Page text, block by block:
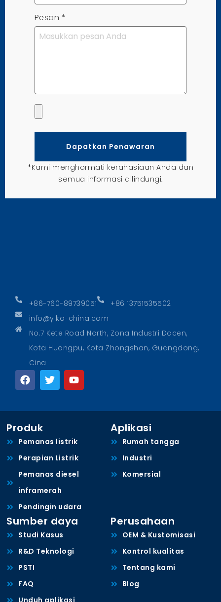
+86-760-89739051
+86 13751535502
info@yika-china.com
No.7 Kete Road North, Zona Industri Dacen,
Kota Huangpu, Kota Zhongshan, Guangdong,
Cina
Pesan *
Dapatkan Penawaran
*Kami menghormati kerahasiaan Anda dan
semua informasi dilindungi.
Produk
Pemanas listrik
Perapian Listrik
Pemanas diesel
inframerah
Pendingin udara
Aplikasi
Rumah tangga
Industri
Komersial
Sumber daya
Studi Kasus
R&D Teknologi
PSTI
FAQ
Perusahaan
OEM & Kustomisasi
Kontrol kualitas
Tentang kami
Blog